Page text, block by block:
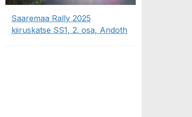
Saaremaa Rally 2025
kiiruskatse SS1, 2. osa, Andoth